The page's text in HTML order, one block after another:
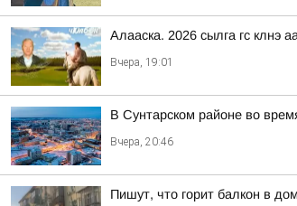
Алааска. 2026 сылга гс клнэ
Вчера, 19:01
В Сунтарском районе во
Вчера, 20:46
Пишут, что горит балкон в